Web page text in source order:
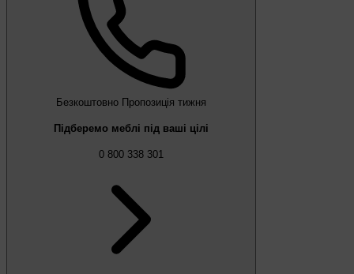
Безкоштовно Пропозиція тижня
Підберемо меблі під ваші цілі
0 800 338 301